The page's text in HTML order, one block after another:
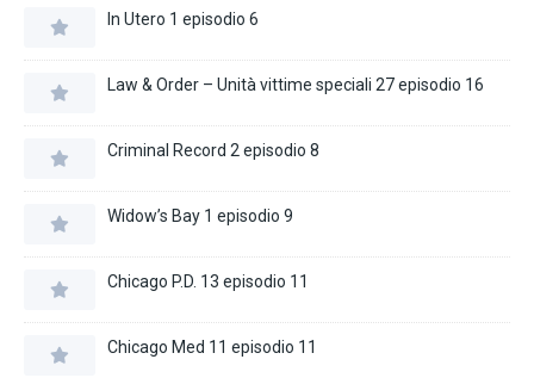
In Utero 1 episodio 6
Law & Order – Unità vittime speciali 27 episodio 16
Criminal Record 2 episodio 8
Widow’s Bay 1 episodio 9
Chicago P.D. 13 episodio 11
Chicago Med 11 episodio 11